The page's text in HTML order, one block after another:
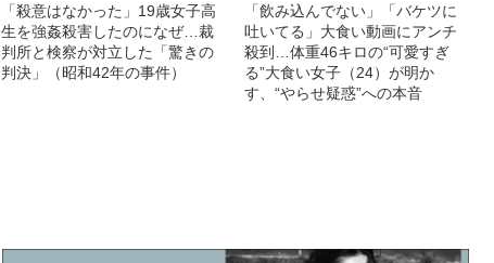
「殺意はなかった」19歳女子高
生を強姦殺害したのになぜ…裁
判所と検察が対立した「驚きの
判決」（昭和42年の事件）
「飲み込んでない」「バケツに
吐いてる」大食い動画にアンチ
殺到…体重46キロの“可愛すぎ
る”大食い女子（24）が明か
す、“やらせ疑惑”への本音